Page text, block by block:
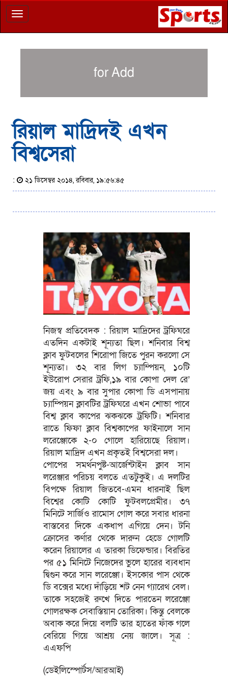
Toggle
navigation
for Add
রিয়াল মাদ্রিদই এখন
বিশ্বসেরা
: ২১ ডিসেম্বর ২০১৪, রবিবার, ১৯:৫৬:৪৫
নিজস্ব প্রতিবেদক : রিয়াল মাদ্রিদের ট্রফিঘরে
এতদিন একটাই শূন্যতা ছিল। শনিবার বিশ্ব
ক্লাব ফুটবলের শিরোপা জিতে পুরন করলো সে
শূন্যতা। ৩২ বার লিগ চ্যাম্পিয়ন, ১০টি
ইউরোপ সেরার ট্রফি,১৯ বার কোপা দেল রে’
জয় এবং ৯ বার সুপার কোপা ডি এসপানায়
চ্যাম্পিয়ন ক্লাবটির ট্রফিঘরে এখন শোভা পাবে
বিশ্ব ক্লাব কাপের ঝকঝকে ট্রফিটি। শনিবার
রাতে ফিফা ক্লাব বিশ্বকাপের ফাইনালে সান
লরেঞ্জোকে ২-০ গোলে হারিয়েছে রিয়াল।
রিয়াল মাদ্রিদ এখন প্রকৃতই বিশ্বসেরা দল।
পোপের সমর্থনপুষ্ট-আর্জেন্টাইন ক্লাব সান
লরেঞ্জার পরিচয় বলতে এতটুকুই। এ দলটির
বিপক্ষে রিয়াল জিতবে-এমন ধারনাই ছিল
বিশ্বের কোটি কোটি ফুটবলপ্রেমীর। ৩৭
মিনিটে সার্জিও রামোস গোল করে সবার ধারনা
বাস্তবের দিকে একধাপ এগিয়ে দেন। টনি
ক্রোসের কর্ণার থেকে দারুন হেডে গোলটি
করেন রিয়ালের এ তারকা ডিফেন্ডার। বিরতির
পর ৫১ মিনিটে নিজেদের ভুলে হারের ব্যবধান
দ্বিগুন করে সান লরেঞ্জো। ইসকোর পাস থেকে
ডি বক্সের মধ্যে দাঁড়িয়ে শট নেন গ্যারেথ বেল।
তাকে সহজেই রুখে দিতে পারতেন লরেঞ্জো
গোলরক্ষক সেবাস্তিয়ান তোরিকা। কিন্তু বেলকে
অবাক করে দিয়ে বলটি তার হাতের ফাঁক গলে
বেরিয়ে গিয়ে আশ্রয় নেয় জালে। সূত্র :
এএফপি
(ডেইলিস্পোর্টস/আরআই)